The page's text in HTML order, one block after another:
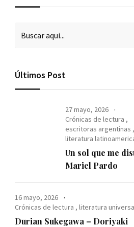
Últimos Post
27 mayo, 2026
Crónicas de lectura ,
escritoras argentinas ,
literatura
Un sol que me
Mariel Pardo
16 mayo, 2026
Crónicas de lectura , literatura
Durian Sukegawa – Doriyaki